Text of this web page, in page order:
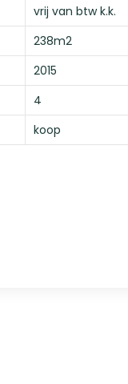
vrij van btw k.k.
238m2
2015
4
koop